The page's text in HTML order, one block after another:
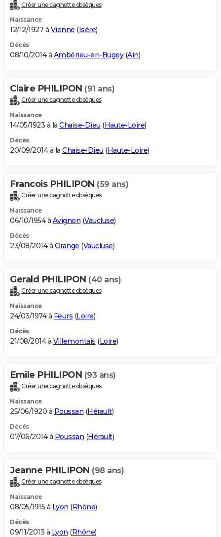
Créer une cagnotte obsèques
Naissance
12/12/1927 à Vienne (Isère)
Décès
08/10/2014 à Ambérieu-en-Bugey(Ain)
Claire PHILIPON (91 ans)
Créer une cagnotte obsèques
Naissance
14/05/1923 à la Chaise-Dieu (Haute-Loire)
Décès
20/09/2014 à la Chaise-Dieu (Haute-Loire)
Francois PHILIPON (59 ans)
Créer une cagnotte obsèques
Naissance
06/10/1954 à Avignon (Vaucluse)
Décès
23/08/2014 à Orange (Vaucluse)
Gerald PHILIPON (40 ans)
Créer une cagnotte obsèques
Naissance
24/03/1974 à Feurs (Loire)
Décès
21/08/2014 à Villemontais (Loire)
Emile PHILIPON (93 ans)
Créer une cagnotte obsèques
Naissance
25/06/1920 à Poussan (Hérault)
Décès
07/06/2014 à Poussan (Hérault)
Jeanne PHILIPON (98 ans)
Créer une cagnotte obsèques
Naissance
08/05/1915 à Lyon (Rhône)
Décès
09/11/2013 à Lyon (Rhône)